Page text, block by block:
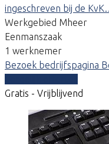
ingeschreven bij de
Werkgebied Mheer
Eenmanszaak
1 werknemer
Bezoek bedrijfspagina
Gratis - Vrijblijvend